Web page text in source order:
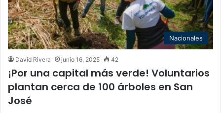
Nacionales
David Rivera junio 16, 2025 42
¡Por una capital más verde! Voluntarios
plantan cerca de 100 árboles en San
José